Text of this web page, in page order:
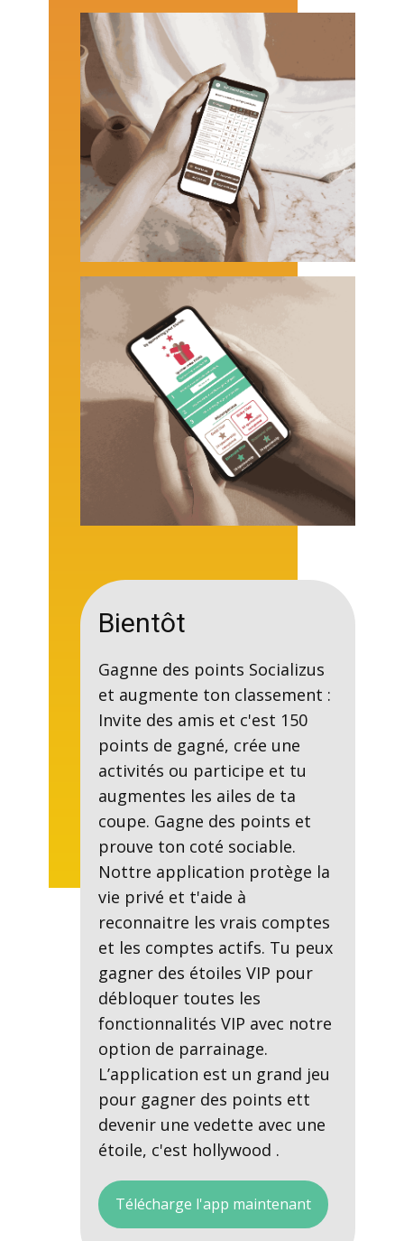
Bientôt
Gagnne des points Socializus
et augmente ton classement :
Invite des amis et c'est 150
points de gagné, crée une
activités ou participe et tu
augmentes les ailes de ta
coupe. Gagne des points et
prouve ton coté sociable.
Nottre application protège la
vie privé et t'aide à
reconnaitre les vrais comptes
et les comptes actifs. Tu peux
gagner des étoiles VIP pour
débloquer toutes les
fonctionnalités VIP avec notre
option de parrainage.
L’application est un grand jeu
pour gagner des points ett
devenir une vedette avec une
étoile, c'est hollywood .
Télécharge l'app maintenant